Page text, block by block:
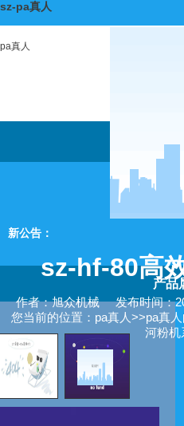
sz-pa真人
pa真人
新公告：
sz-hf-80高
作者：旭众机械 发布时间：
您当前的位置： pa真人 >>pa真
河粉机
产品